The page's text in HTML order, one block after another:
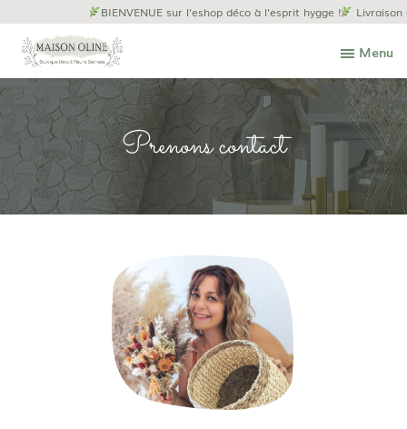
Menu
BIENVENUE sur l'eshop déco à l'esprit hygge ! Livraison
Prenons contact